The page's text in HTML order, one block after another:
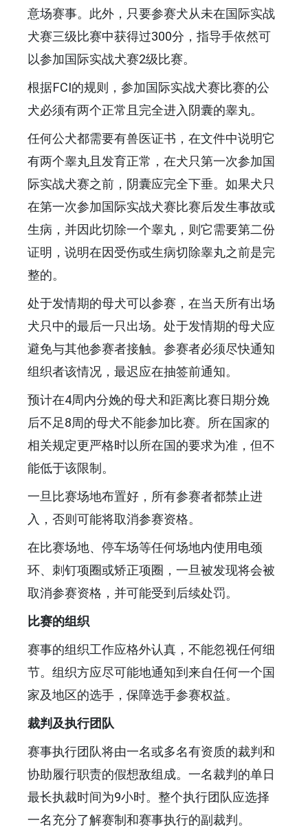
意场赛事。此外，只要参赛犬从未在国际实战
犬赛三级比赛中获得过300分，指导手依然可
以参加国际实战犬赛2级比赛。
根据FCI的规则，参加国际实战犬赛比赛的公
犬必须有两个正常且完全进入阴囊的睾丸。
任何公犬都需要有兽医证书，在文件中说明它
有两个睾丸且发育正常，在犬只第一次参加国
际实战犬赛之前，阴囊应完全下垂。如果犬只
在第一次参加国际实战犬赛比赛后发生事故或
生病，并因此切除一个睾丸，则它需要第二份
证明，说明在因受伤或生病切除睾丸之前是完
整的。
处于发情期的母犬可以参赛，在当天所有出场
犬只中的最后一只出场。处于发情期的母犬应
避免与其他参赛者接触。参赛者必须尽快通知
组织者该情况，最迟应在抽签前通知。
预计在4周内分娩的母犬和距离比赛日期分娩
后不足8周的母犬不能参加比赛。所在国家的
相关规定更严格时以所在国的要求为准，但不
能低于该限制。
一旦比赛场地布置好，所有参赛者都禁止进
入，否则可能将取消参赛资格。
在比赛场地、停车场等任何场地内使用电颈
环、刺钉项圈或矫正项圈，一旦被发现将会被
取消参赛资格，并可能受到后续处罚。
比赛的组织
赛事的组织工作应格外认真，不能忽视任何细
节。组织方应尽可能地通知到来自任何一个国
家及地区的选手，保障选手参赛权益。
裁判及执行团队
赛事执行团队将由一名或多名有资质的裁判和
协助履行职责的假想敌组成。一名裁判的单日
最长执裁时间为9小时。整个执行团队应选择
一名充分了解赛制和赛事执行的副裁判。